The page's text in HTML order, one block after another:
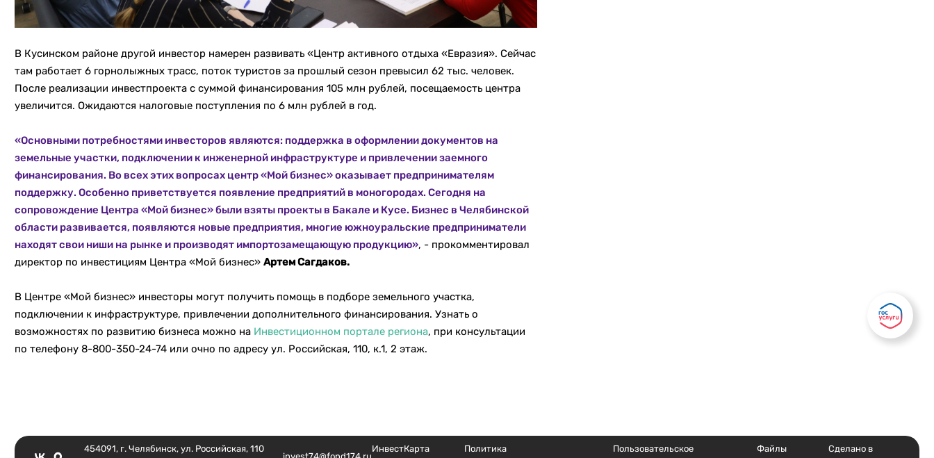
В Кусинском районе другой инвестор намерен развивать «Центр активного отдыха «Евразия». Сейчас
там работает 6 горнолыжных трасс, поток туристов за прошлый сезон превысил 62 тыс. человек.
После реализации инвестпроекта с суммой финансирования 105 млн рублей, посещаемость центра
увеличится. Ожидаются налоговые поступления по 6 млн рублей в год.
«Основными потребностями инвесторов являются: поддержка в оформлении документов на
земельные участки, подключении к инженерной инфраструктуре и привлечении заемного
финансирования. Во всех этих вопросах центр «Мой бизнес» оказывает предпринимателям
поддержку. Особенно приветствуется появление предприятий в моногородах. Сегодня на
сопровождение Центра «Мой бизнес» были взяты проекты в Бакале и Кусе. Бизнес в Челябинской
области развивается, появляются новые предприятия, многие южноуральские предприниматели
находят свои ниши на рынке и производят импортозамещающую продукцию», - прокомментировал
директор по инвестициям Центра «Мой бизнес» Артем Сагдаков.
В Центре «Мой бизнес» инвесторы могут получить помощь в подборе земельного участка,
подключении к инфраструктуре, привлечении дополнительного финансирования. Узнать о
возможностях по развитию бизнеса можно на Инвестиционном портале региона, при консультации
по телефону 8-800-350-24-74 или очно по адресу ул. Российская, 110, к.1, 2 этаж.
454091, г. Челябинск, ул. Российская, 110 ИнвестКарта Политика Пользовательское Файлы Сделано в